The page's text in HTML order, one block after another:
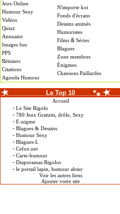
Jeux Online
Humour Sexy
Vidéos
Quizz
Annuaire
Images fun
PPS
Bétisiers
Citations
Agenda Humour
N'importe koi
Fonds d'écrans
Dessins animés
Humoristes
Films & Séries
Blagues
Zone membres
Énigmes
Chansons Paillardes
Le Top 10
Accueil
- Le Site Rigolo
- 780 Jeux Gratuits, drôle, Sexy
- E-nigme
- Blagues & Dessins
- Humour Sexy
- Blagues-L
- Cefoo.net
- Carte-humour
- Diaporamas Rigolos
- le portail lapin, humour absur
Voir les autres liens
Ajouter votre site